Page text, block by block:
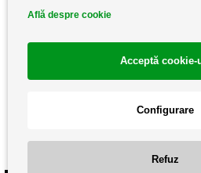
Află despre cookie
Acceptă cookie-
Configurare
Refuz